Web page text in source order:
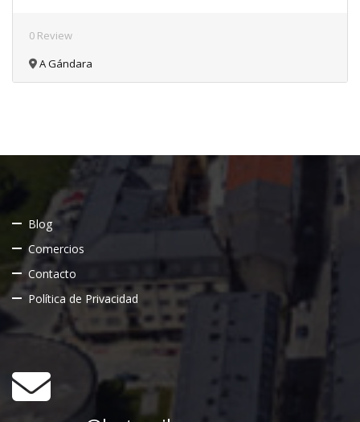
0 Review
A Gándara
Blog
Comercios
Contacto
Política de Privacidad